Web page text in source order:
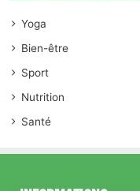
Yoga
Bien-être
Sport
Nutrition
Santé